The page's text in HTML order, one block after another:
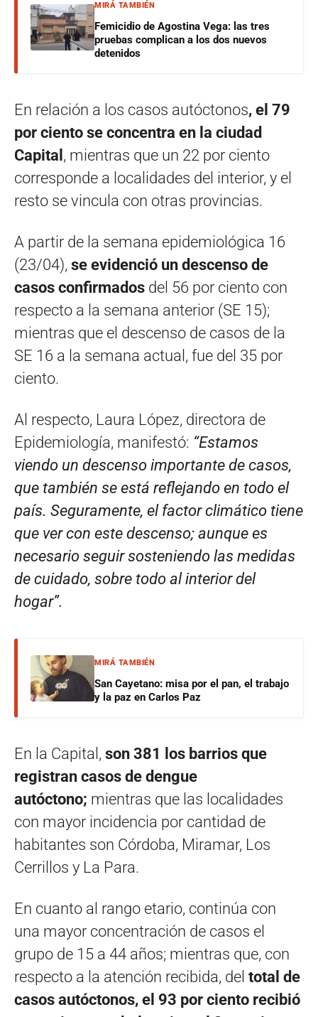
MIRÁ TAMBIÉN
Femicidio de Agostina Vega: las tres
pruebas complican a los dos nuevos
detenidos
En relación a los casos autóctonos, el 79
por ciento se concentra en la ciudad
Capital , mientras que un 22 por ciento
corresponde a localidades del interior, y el
resto se vincula con otras provincias.
A partir de la semana epidemiológica 16
(23/04), se evidenció un descenso de
casos confirmados del 56 por ciento con
respecto a la semana anterior (SE 15);
mientras que el descenso de casos de la
SE 16 a la semana actual, fue del 35 por
ciento.
Al respecto, Laura López, directora de
Epidemiología, manifestó: “Estamos
viendo un descenso importante de casos,
que también se está reflejando en todo el
país. Seguramente, el factor climático tiene
que ver con este descenso; aunque es
necesario seguir sosteniendo las medidas
de cuidado, sobre todo al interior del
hogar”.
MIRÁ TAMBIÉN
San Cayetano: misa por el pan, el trabajo
y la paz en Carlos Paz
En la Capital, son 381 los barrios que
registran casos de dengue
autóctono; mientras que las localidades
con mayor incidencia por cantidad de
habitantes son Córdoba, Miramar, Los
Cerrillos y La Para.
En cuanto al rango etario, continúa con
una mayor concentración de casos el
grupo de 15 a 44 años; mientras que, con
respecto a la atención recibida, del total de
casos autóctonos, el 93 por ciento recibió